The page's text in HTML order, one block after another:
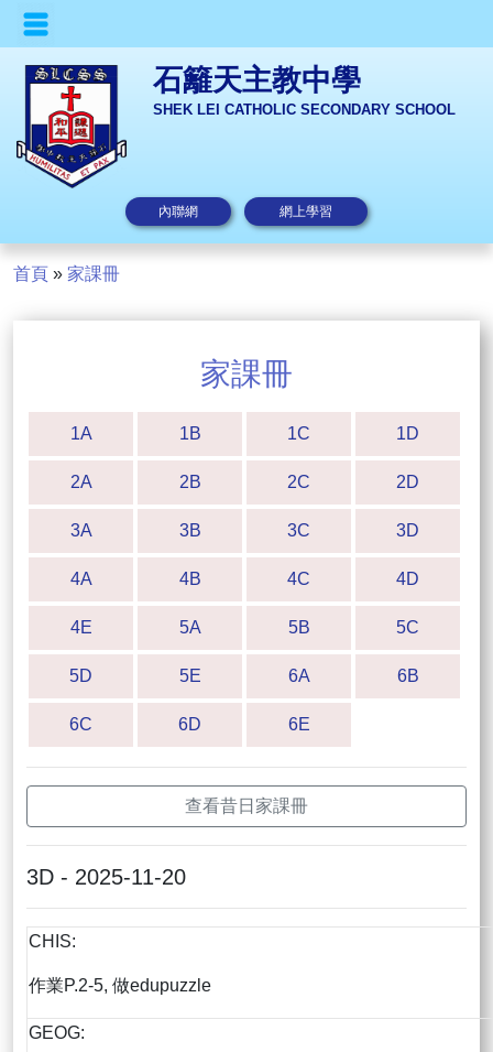
石籬天主教中學
SHEK LEI CATHOLIC SECONDARY SCHOOL
內聯網 網上學習
首頁 » 家課冊
家課冊
1A 1B 1C 1D
2A 2B 2C 2D
3A 3B 3C 3D
4A 4B 4C 4D
4E 5A 5B 5C
5D 5E 6A 6B
6C 6D 6E
查看昔日家課冊
3D - 2025-11-20
CHIS:
作業P.2-5, 做edupuzzle
GEOG: